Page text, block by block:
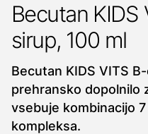
Becutan
sirup, 100 ml
Becutan KIDS VITS
prehransko dopolnilo
vsebuje kombinacijo
kompleksa.